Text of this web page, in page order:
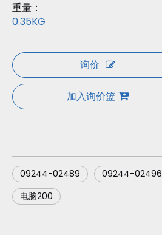
重量：
0.35KG
询价
加入询价篮
09244-02489 09244-02496
电脑200